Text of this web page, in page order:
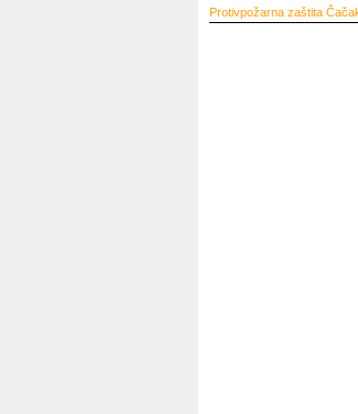
Protivpožarna zaštita